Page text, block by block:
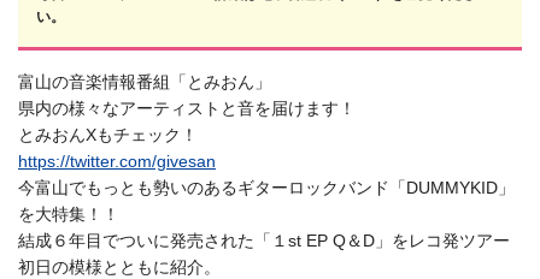
い。
富山の音楽情報番組「とみおん」
県内の様々なアーティストと音を届けます！
とみおんXもチェック！
https://twitter.com/givesan
今富山でもっとも勢いのあるギターロックバンド「DUMMYKID」
を大特集！！
結成６年目でついに発売された「１st EP Q＆D」をレコ発ツアー
初日の模様とともに紹介。